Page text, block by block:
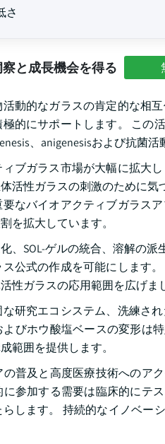
さ
と成長機会を得る
動的なガラスの肯定的な相
的にサポートします。 この
、anigenesisおよび抗菌活
ブガラス市場が大幅に拡大
活性ガラスの刺激のために
なバイオアクティブガラス
を拡大しています。
、SOL-ゲルの統合、溶解の
公式の作成を可能にします
性ガラスの応用範囲を広げま
研究エコシステム、洗練さ
びホウ酸塩ベースの変形は
範囲を提供します。
普及と高度医療技術へのア
参加する需要は臨床的にテ
します。 持続的なイノベー